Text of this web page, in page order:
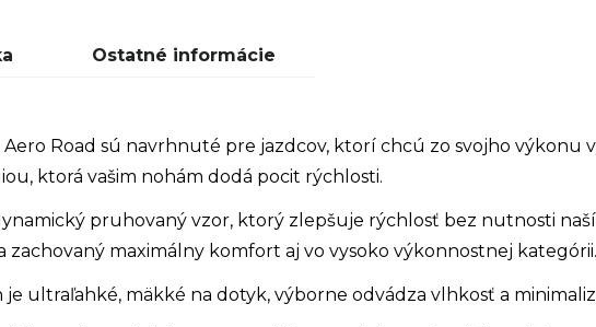
Ostatné informácie
Road sú navrhnuté pre jazdcov, ktorí chcú zo svojho výkonu
ktorá vašim nohám dodá pocit rýchlosti.
pruhovaný vzor, ktorý zlepšuje rýchlosť bez nutnosti
zachovaný maximálny komfort aj vo vysoko výkonnostnej kategórii.
ultraľahké, mäkké na dotyk, výborne odvádza vlhkosť a